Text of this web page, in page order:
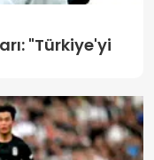
"Türkiye'yi